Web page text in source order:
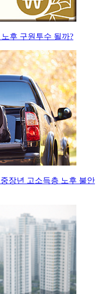
후 구원투수 될까?
장년 고소득층 노후 불안